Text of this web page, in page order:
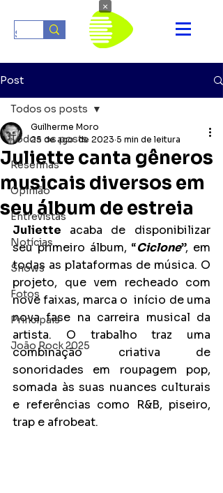
Post
Todos os posts
Resenhas
Opinião
Entrevistas
Notícias
Shows
Fotos
Principais
João Rock 2025
Todos os posts
Juliette canta gêneros
musicais diversos em
seu álbum de estreia
Guilherme Moro
25 de ago. de 2023 5 min de leitura
Juliette acaba de disponibilizar
seu primeiro álbum, “Ciclone”, em
todas as plataformas de música. O
projeto, que vem recheado com
nove faixas, marca o  início de uma
nova fase na carreira musical da
artista. O trabalho traz uma
combinação criativa de
sonoridades em roupagem pop,
somada às suas nuances culturais
e referências como R&B, piseiro,
trap e afrobeat.
×